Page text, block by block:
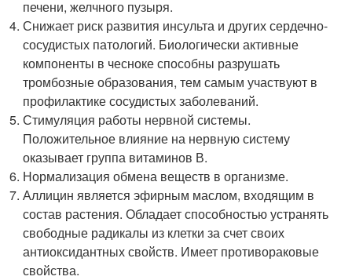
печени, желчного пузыря.
Снижает риск развития инсульта и других сердечно-
сосудистых патологий. Биологически активные
компоненты в чесноке способны разрушать
тромбозные образования, тем самым участвуют в
профилактике сосудистых заболеваний.
Стимуляция работы нервной системы.
Положительное влияние на нервную систему
оказывает группа витаминов В.
Нормализация обмена веществ в организме.
Аллицин является эфирным маслом, входящим в
состав растения. Обладает способностью устранять
свободные радикалы из клетки за счет своих
антиоксидантных свойств. Имеет противораковые
свойства.